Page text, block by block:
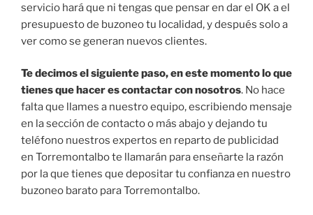
servicio hará que ni tengas que pensar en dar el OK a el
presupuesto de buzoneo tu localidad, y después solo a
ver como se generan nuevos clientes.
Te decimos el siguiente paso, en este momento lo que
tienes que hacer es contactar con nosotros. No hace
falta que llames a nuestro equipo, escribiendo mensaje
en la sección de contacto o más abajo y dejando tu
teléfono nuestros expertos en reparto de publicidad
en Torremontalbo te llamarán para enseñarte la razón
por la que tienes que depositar tu confianza en nuestro
buzoneo barato para Torremontalbo.